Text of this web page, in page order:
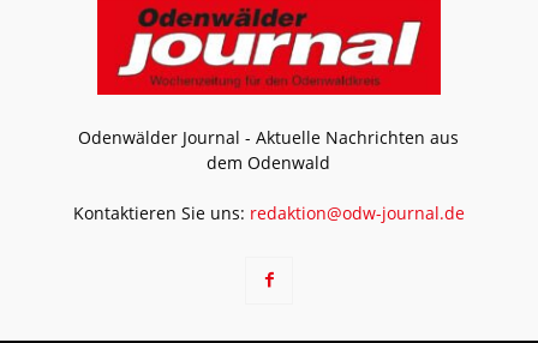
Odenwälder Journal - Aktuelle Nachrichten aus
dem Odenwald
Kontaktieren Sie uns: redaktion@odw-journal.de